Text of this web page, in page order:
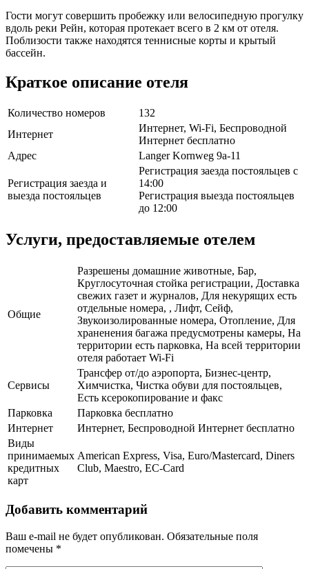
Гости могут совершить пробежку или велосипедную прогулку
вдоль реки Рейн, которая протекает всего в 2 км от отеля.
Поблизости также находятся теннисные корты и крытый
бассейн.
Краткое описание отеля
Количество номеров
132
Интернет
Интернет, Wi-Fi, Беспроводной
Интернет бесплатно
Адрес
Langer Kornweg 9a-11
Регистрация заезда и
выезда постояльцев
Регистрация заезда постояльцев с
14:00
Регистрация выезда постояльцев
до 12:00
Услуги, предоставляемые отелем
Общие
Разрешены домашние животные, Бар,
Круглосуточная стойка регистрации, Доставка
свежих газет и журналов, Для некурящих есть
отдельные номера, , Лифт, Сейф,
Звукоизолированные номера, Отопление, Для
храненения багажа предусмотрены камеры, На
территории есть парковка, На всей территории
отеля работает Wi-Fi
Сервисы
Трансфер от/до аэропорта, Бизнес-центр,
Химчистка, Чистка обуви для постояльцев,
Есть ксерокопирование и факс
Парковка
Парковка бесплатно
Интернет
Интернет, Беспроводной Интернет бесплатно
Виды
принимаемых
кредитных
карт
American Express, Visa, Euro/Mastercard, Diners
Club, Maestro, EC-Card
Добавить комментарий
Ваш e-mail не будет опубликован. Обязательные поля
помечены *